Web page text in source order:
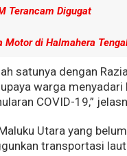
Terancam Digugat
di Halmahera
satunya dengan
warga menyadari
COVID-19,”
Utara yang
transportasi